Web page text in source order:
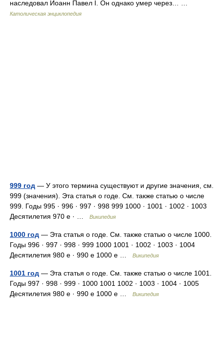
наследовал Иоанн Павел I. Он однако умер через… …
Католическая энциклопедия
999 год — У этого термина существуют и другие значения, см.
999 (значения). Эта статья о годе. См. также статью о числе
999. Годы 995 · 996 · 997 · 998 999 1000 · 1001 · 1002 · 1003
Десятилетия 970 е · …
Википедия
1000 год — Эта статья о годе. См. также статью о числе 1000.
Годы 996 · 997 · 998 · 999 1000 1001 · 1002 · 1003 · 1004
Десятилетия 980 е · 990 е 1000 е …
Википедия
1001 год — Эта статья о годе. См. также статью о числе 1001.
Годы 997 · 998 · 999 · 1000 1001 1002 · 1003 · 1004 · 1005
Десятилетия 980 е · 990 е 1000 е …
Википедия